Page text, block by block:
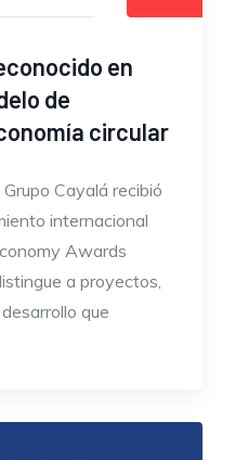
en
de
circular
Cayalá recibió
internacional
Awards
a proyectos,
que